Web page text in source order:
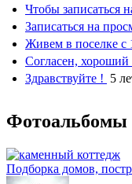
Чтобы записаться
Записаться на
Живем в поселке с
Согласен,
Здравствуйте ! 5
Фотоальбомы
Подборка домов,